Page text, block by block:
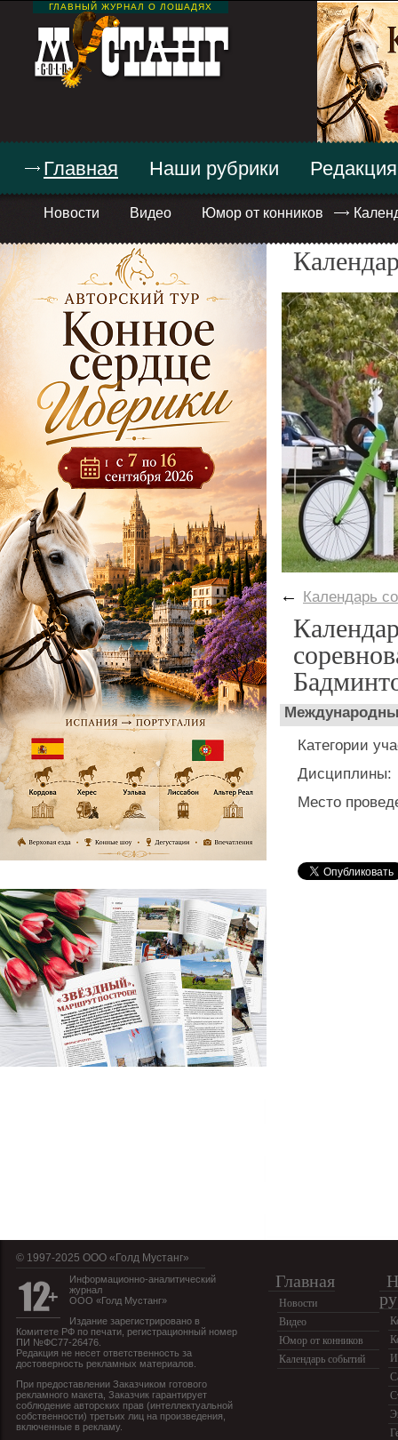
ГЛАВНЫЙ ЖУРНАЛ О ЛОШАДЯХ
Главная
Новости Видео Юмор от конников
Наши рубрики Редакция
← Календарь
Категории
Место
© 1997-2025 OOO «Голд Мустанг»
Информационно-аналитический
журнал
ООО «Голд Мустанг»
Издание зарегистрировано в
Комитете РФ по печати, регистрационный номер
ПИ №ФС77-26476.
Редакция не несет ответственность за
достоверность рекламных материалов.
При предоставлении Заказчиком готового
рекламного макета, Заказчик гарантирует
соблюдение авторских прав (интеллектуальной
собственности) третьих лиц на произведения,
включенные в рекламу.
Главная
Новости
Видео
Юмор от конников
Календарь событий